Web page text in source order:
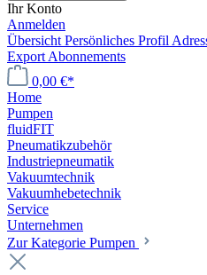
Ihr Konto
Anmelden
Übersicht Persönliches Profil
Export Abonnements
0,00 €*
Home
Pumpen
fluidFIT
Pneumatikzubehör
Industriepneumatik
Vakuumtechnik
Vakuumhebetechnik
Service
Unternehmen
Zur Kategorie Pumpen